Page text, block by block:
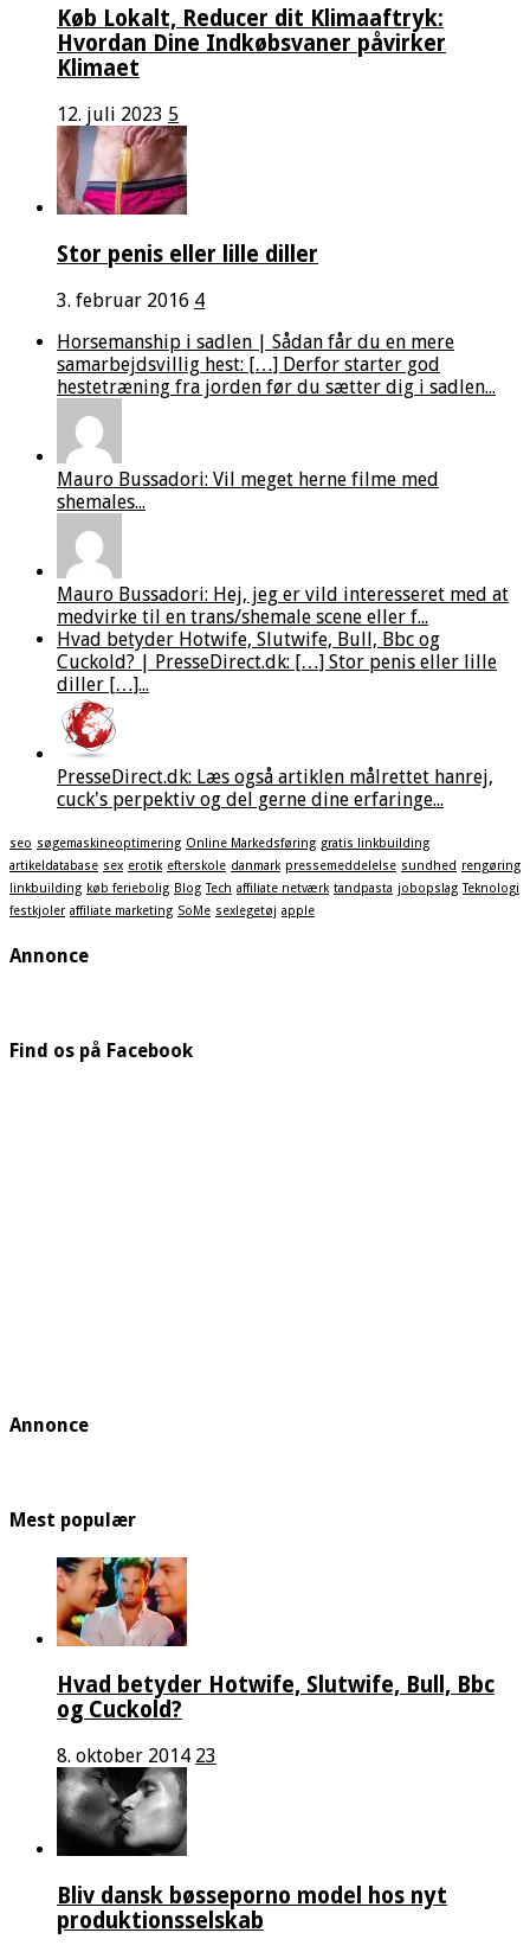
Køb Lokalt, Reducer dit Klimaaftryk:
Hvordan Dine Indkøbsvaner påvirker
Klimaet
12. juli 2023 5
Stor penis eller lille diller
3. februar 2016 4
Horsemanship i sadlen | Sådan får du en mere
samarbejdsvillig hest: […] Derfor starter god
hestetræning fra jorden før du sætter dig i sadlen...
Mauro Bussadori: Vil meget herne filme med
shemales...
Mauro Bussadori: Hej, jeg er vild interesseret med at
medvirke til en trans/shemale scene eller f...
Hvad betyder Hotwife, Slutwife, Bull, Bbc og
Cuckold? | PresseDirect.dk: […] Stor penis eller lille
diller […]...
PresseDirect.dk: Læs også artiklen målrettet hanrej,
cuck's perpektiv og del gerne dine erfaringe...
seo søgemaskineoptimering Online Markedsføring gratis linkbuilding
artikeldatabase sex erotik efterskole danmark pressemeddelelse sundhed rengøring
linkbuilding køb feriebolig Blog Tech affiliate netværk tandpasta jobopslag Teknologi
festkjoler affiliate marketing SoMe sexlegetøj apple
Annonce
Find os på Facebook
Annonce
Mest populær
Hvad betyder Hotwife, Slutwife, Bull, Bbc
og Cuckold?
8. oktober 2014 23
Bliv dansk bøsseporno model hos nyt
produktionsselskab